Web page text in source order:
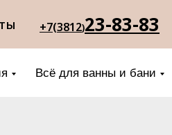
+7(3812)23-83-83
Всё для ванны и бани